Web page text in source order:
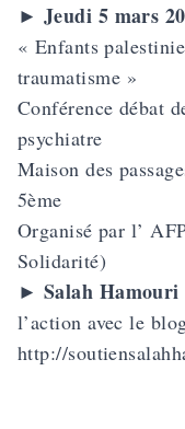
► Jeudi 5 mars
« Enfants
traumatisme »
Conférence débat
psychiatre
Maison des
5ème
Organisé par l’
Solidarité)
► Salah Hamouri
l’action avec le
http://